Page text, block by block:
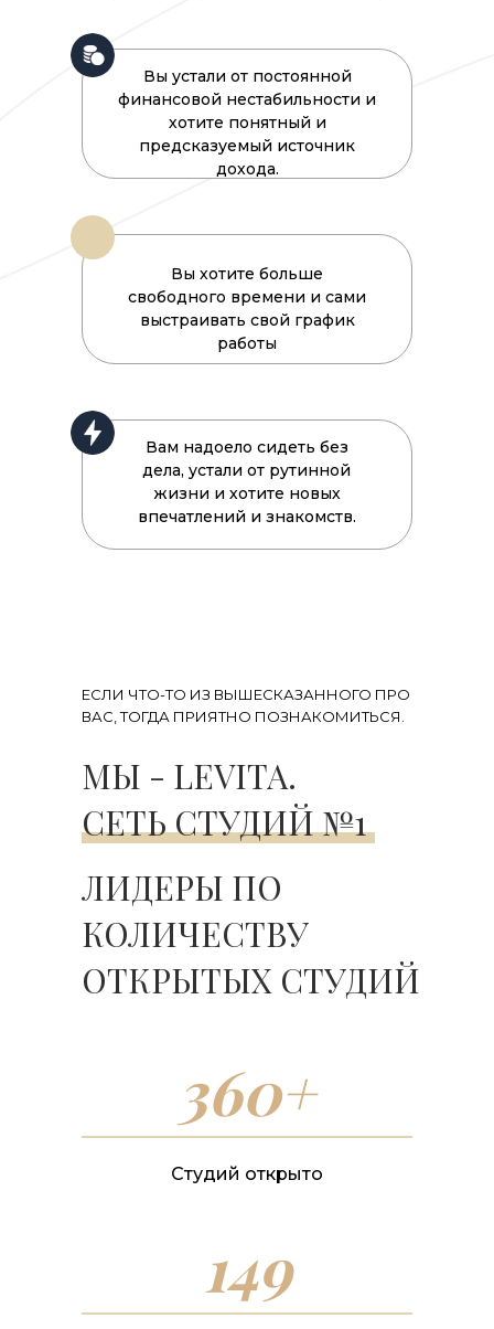
Вы хотите больше
свободного времени и сами
выстраивать свой график
работы
Вы устали от постоянной
финансовой нестабильности и
хотите понятный и
предсказуемый источник
дохода.
Вам надоело сидеть без
дела, устали от рутинной
жизни и хотите новых
впечатлений и знакомств.
ЕСЛИ ЧТО-ТО ИЗ ВЫШЕСКАЗАННОГО ПРО
ВАС, ТОГДА ПРИЯТНО ПОЗНАКОМИТЬСЯ.
МЫ - LEVITA.
СЕТЬ СТУДИЙ №1
ЛИДЕРЫ ПО
КОЛИЧЕСТВУ
ОТКРЫТЫХ СТУДИЙ
360+
Студий открыто
149